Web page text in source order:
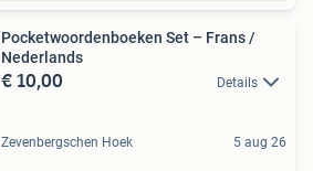
Pocketwoordenboeken Set – Frans /
Nederlands
€ 10,00 Details
Zevenbergschen Hoek 5 aug 26